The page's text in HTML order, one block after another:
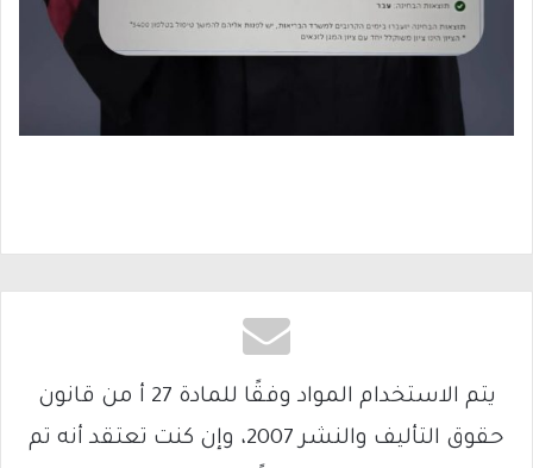
يتم الاستخدام المواد وفقًا للمادة 27 أ من قانون
حقوق التأليف والنشر 2007، وإن كنت تعتقد أنه تم